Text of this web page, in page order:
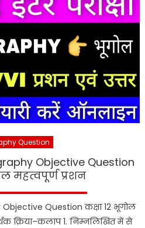
Question
Objective Question
महत्वपूर्ण प्रशन
Objective Question कक्षा 12 भूगोल
क्रिया–कलाप 1. निम्नलिखित में से